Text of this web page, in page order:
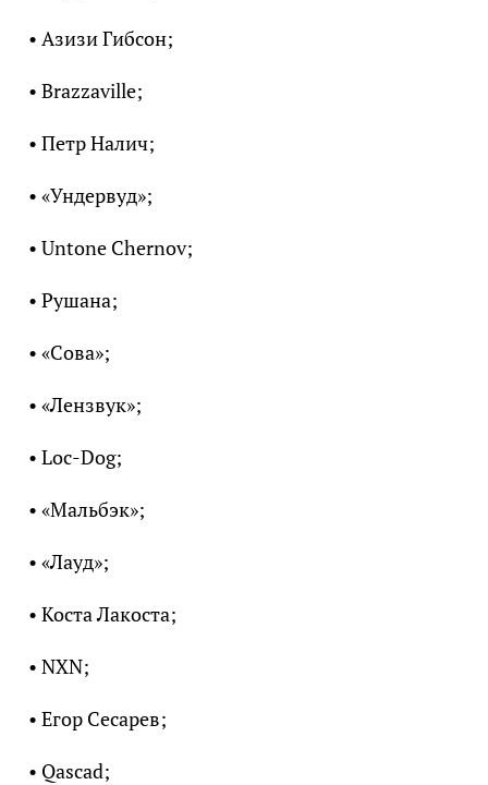
• Азизи Гибсон;
• Brazzaville;
• Петр Налич;
• «Ундервуд»;
• Untone Chernov;
• Рушана;
• «Сова»;
• «Лензвук»;
• Loc-Dog;
• «Мальбэк»;
• «Лауд»;
• Коста Лакоста;
• NXN;
• Егор Сесарев;
• Qascad;